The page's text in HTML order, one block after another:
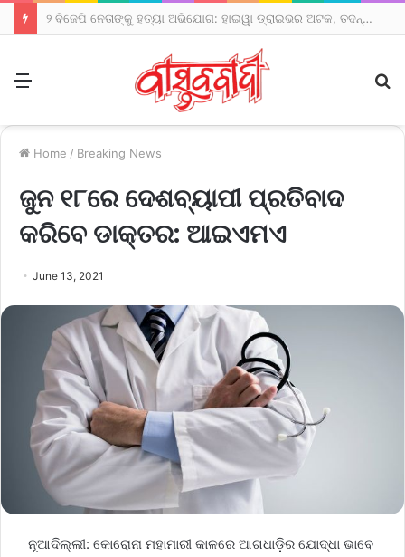
୩ ଦିନିଆ ଦିଲ୍ଲୀ ଗସ୍ତରେ ମୁଖ୍ୟମନ୍ତ୍ରୀ
Home / Breaking News
ଜୁନ ୧୮ରେ ଦେଶବ୍ୟାପୀ ପ୍ରତିବାଦ
କରିବେ ଡାକ୍ତର: ଆଇଏମଏ
June 13, 2021
ନୂଆଦିଲ୍ଲୀ: କୋରୋନା ମହାମାରୀ କାଳରେ ଆଗଧାଡ଼ିର ଯୋଦ୍ଧା ଭାବେ